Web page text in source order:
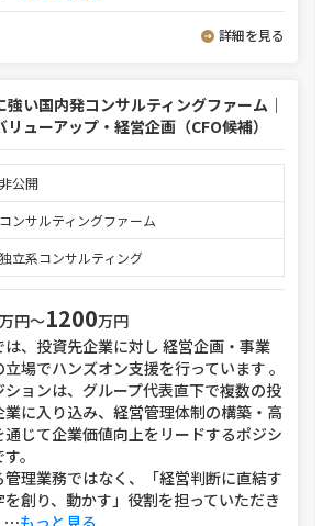
詳細を見る
い国内発コンサルティングファーム｜
ューアップ・経営企画（CFO候補）
非公開
コンサルティングファーム
独立系コンサルティング
万円〜1200万円
は、投資先企業に対し 経営企画・事業
場でハンズオン支援を行っています 。
ションは、グループ代表直下で複数の投
業に入り込み、経営管理体制の構築・高
通じて企業価値向上をリードするポジシ
。
管理業務ではなく、「経営判断に直結す
を創り、動かす」役割を担っていただき
⋯もっと見る